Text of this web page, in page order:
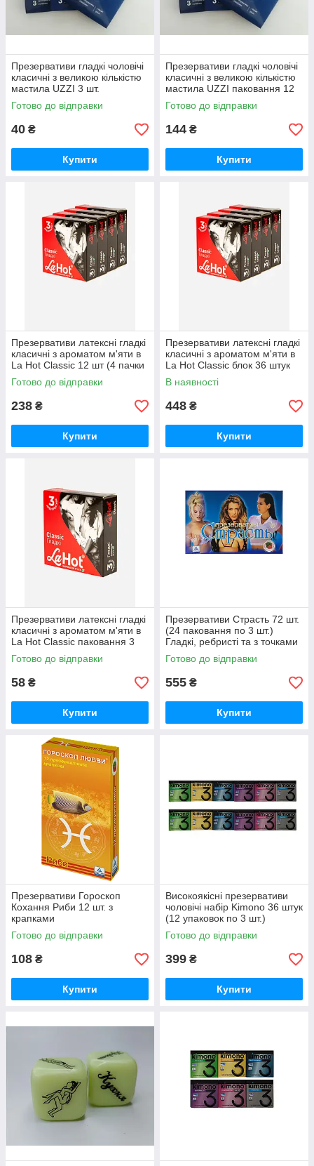
Презервативи гладкі чоловічі
класичні з великою кількістю
мастила UZZI 3 шт.
Готово до відправки
40 ₴
Купити
Презервативи гладкі чоловічі
класичні з великою кількістю
мастила UZZI паковання 12
штук
Готово до відправки
144 ₴
Купити
Презервативи латексні гладкі
класичні з ароматом м'яти в
La Hot Classic 12 шт (4 пачки
по 3 шт.)
Готово до відправки
238 ₴
Купити
Презервативи латексні гладкі
класичні з ароматом м'яти в
La Hot Classic блок 36 штук
В наявності
448 ₴
Купити
Презервативи латексні гладкі
класичні з ароматом м'яти в
La Hot Classic паковання 3
штуки
Готово до відправки
58 ₴
Купити
Презервативи Страсть 72 шт.
(24 паковання по 3 шт.)
Гладкі, ребристі та з точками
Готово до відправки
555 ₴
Купити
Презервативи Гороскоп
Кохання Риби 12 шт. з
крапками
Готово до відправки
108 ₴
Купити
Високоякісні презервативи
чоловічі набір Kimono 36 штук
(12 упаковок по 3 шт.)
Готово до відправки
399 ₴
Купити